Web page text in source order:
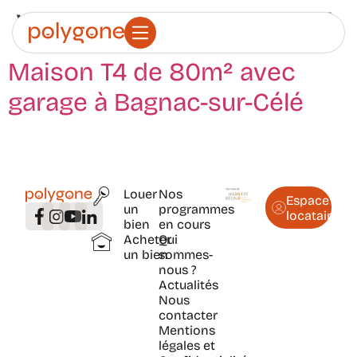
Ville :Bagnac-sur-Célé
Maison T4 de 80m² avec
garage à Bagnac-sur-Célé
Louer
un
bien
Acheter
un bien
Nos
programmes
en cours
Qui
sommes-
nous ?
Actualités
Nous
contacter
Mentions
légales et
Espace
locataire